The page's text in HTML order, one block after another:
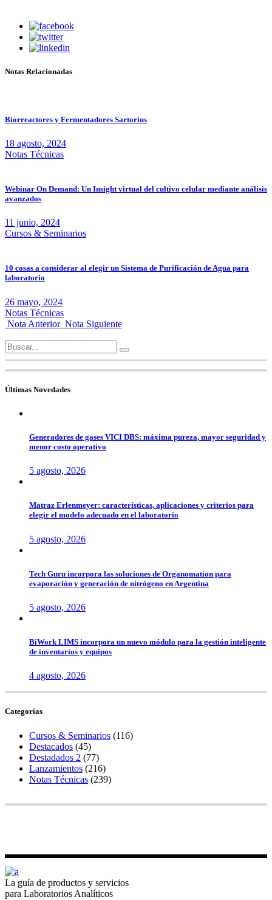
Notas Relacionadas
Biorreactores y Fermentadores Sartorius
18 agosto, 2024
Notas Técnicas
Webinar On Demand: Un Insight virtual del cultivo celular mediante análisis
avanzados
11 junio, 2024
Cursos & Seminarios
10 cosas a considerar al elegir un Sistema de Purificación de Agua para
laboratorio
26 mayo, 2024
Notas Técnicas
Nota Anterior Nota Siguiente
Search
for:
Últimas Novedades
Generadores de gases VICI DBS: máxima pureza, mayor seguridad y
menor costo operativo
5 agosto, 2026
Matraz Erlenmeyer: características, aplicaciones y criterios para
elegir el modelo adecuado en el laboratorio
5 agosto, 2026
Tech Guru incorpora las soluciones de Organomation para
evaporación y generación de nitrógeno en Argentina
5 agosto, 2026
BiWork LIMS incorpora un nuevo módulo para la gestión inteligente
de inventarios y equipos
4 agosto, 2026
Categorías
Cursos & Seminarios (116)
Destacados (45)
Destadados 2 (77)
Lanzamientos (216)
Notas Técnicas (239)
La guía de productos y servicios
para Laboratorios Analíticos